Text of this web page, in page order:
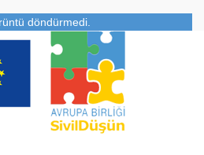
döndürmedi.